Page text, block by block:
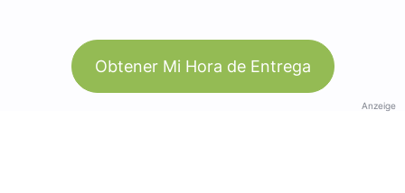
Obtener Mi Hora de Entrega
Anzeige